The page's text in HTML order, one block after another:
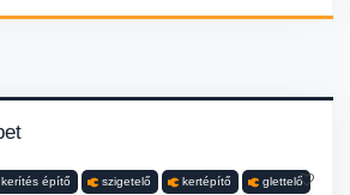
kerítés építő szigetelő kertépítő glettelő